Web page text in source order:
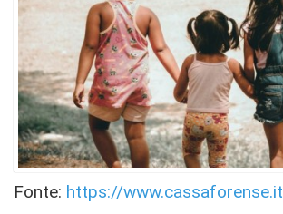
Fonte: https://www.cassaforense.it